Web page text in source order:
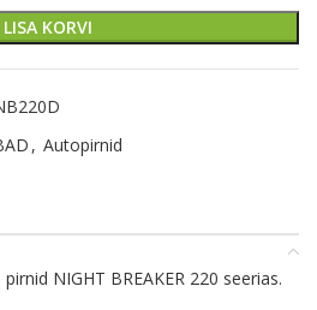
LISA KORVI
, Autopirnid
NIGHT BREAKER 220 seerias.